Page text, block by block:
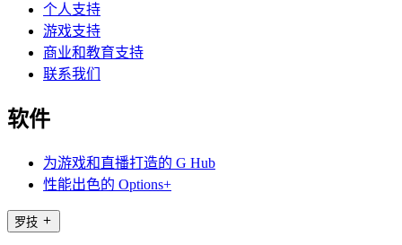
个人支持
游戏支持
商业和教育支持
联系我们
软件
为游戏和直播打造的 G Hub
性能出色的 Options+
罗技